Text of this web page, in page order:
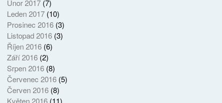
Únor 2017(7)
Leden 2017(10)
Prosinec 2016(3)
Listopad 2016(3)
Říjen 2016(6)
Září 2016(2)
Srpen 2016(8)
Červenec 2016(5)
Červen 2016(8)
Květen 2016(11)